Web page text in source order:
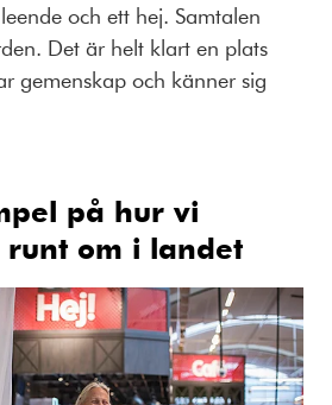
och ett hej. Samtalen
Det är helt klart en plats
gemenskap och känner sig
på hur vi
om i landet